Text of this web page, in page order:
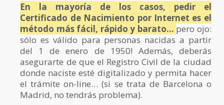
En la mayoría de los casos, pedir el
Certificado de Nacimiento por Internet es el
método más fácil, rápido y barato… pero ojo:
sólo es válido para personas nacidas a partir
del 1 de enero de 1950! Además, deberás
asegurarte de que el Registro Civil de la ciudad
donde naciste esté digitalizado y permita hacer
el trámite on-line… (si se trata de Barcelona o
Madrid, no tendrás problema).